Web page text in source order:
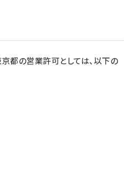
都の営業許可としては、以下の